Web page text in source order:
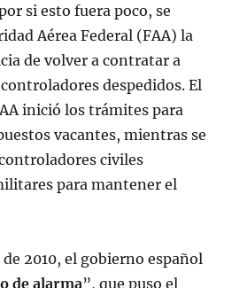
si esto fuera poco, se
Aérea Federal (FAA) la
de volver a contratar a
despedidos. El
inició los trámites para
vacantes, mientras se
civiles
para mantener el
2010, el gobierno español
de alarma”, que puso el